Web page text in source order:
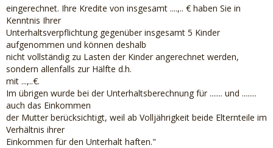
eingerechnet. Ihre Kredite von insgesamt ....,.. € haben Sie in
Kenntnis Ihrer
Unterhaltsverpflichtung gegenüber insgesamt 5 Kinder
aufgenommen und können deshalb
nicht vollständig zu Lasten der Kinder angerechnet werden,
sondern allenfalls zur Hälfte d.h.
mit ...,..€.
Im übrigen wurde bei der Unterhaltsberechnung für ....... und ........
auch das Einkommen
der Mutter berücksichtigt, weil ab Volljährigkeit beide Elternteile im
Verhältnis ihrer
Einkommen für den Unterhalt haften."